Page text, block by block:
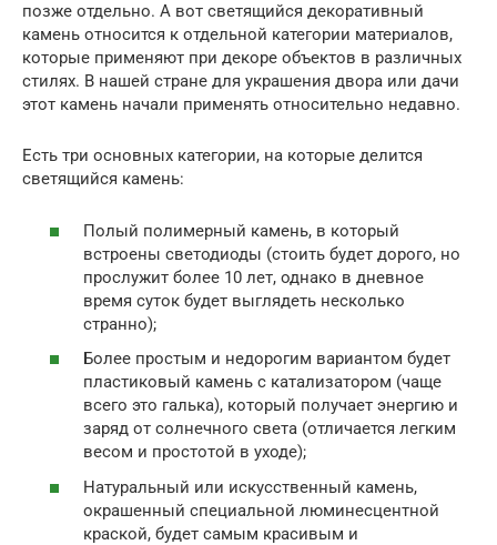
позже отдельно. А вот светящийся декоративный
камень относится к отдельной категории материалов,
которые применяют при декоре объектов в различных
стилях. В нашей стране для украшения двора или дачи
этот камень начали применять относительно недавно.
Есть три основных категории, на которые делится
светящийся камень:
Полый полимерный камень, в который
встроены светодиоды (стоить будет дорого, но
прослужит более 10 лет, однако в дневное
время суток будет выглядеть несколько
странно);
Более простым и недорогим вариантом будет
пластиковый камень с катализатором (чаще
всего это галька), который получает энергию и
заряд от солнечного света (отличается легким
весом и простотой в уходе);
Натуральный или искусственный камень,
окрашенный специальной люминесцентной
краской, будет самым красивым и